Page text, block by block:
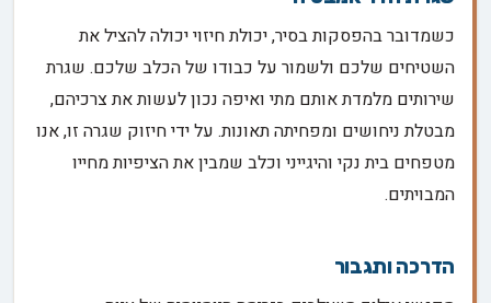
כשמדובר בהפסקות בסיר, יכולת חיזוי יכולה להציל את
השטיחים שלכם ולשמור על כבודו של הכלב שלכם. שגרת
שירותים מלמדת אותם מתי ואיפה נכון לעשות את צרכיהם,
מבטלת ניחושים ומפחיתה תאונות. על ידי חיזוק שגרה זו, אנו
מטפחים בית נקי והיגייני וכלב שמבין את הציפיות מחייו
המבויתים.
הדרכה ותגבור